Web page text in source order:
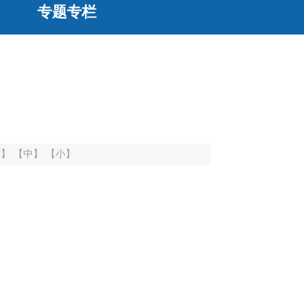
专题专栏
【中】 【小】